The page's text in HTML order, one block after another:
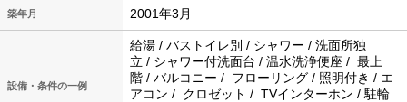
築年月 2001年3月
設備・条件の一例
給湯 / バストイレ別 / シャワー / 洗面所独
立 / シャワー付洗面台 / 温水洗浄便座 / 最上
階 / バルコニー / フローリング / 照明付き / エ
アコン / クロゼット / TVインターホン / 駐輪